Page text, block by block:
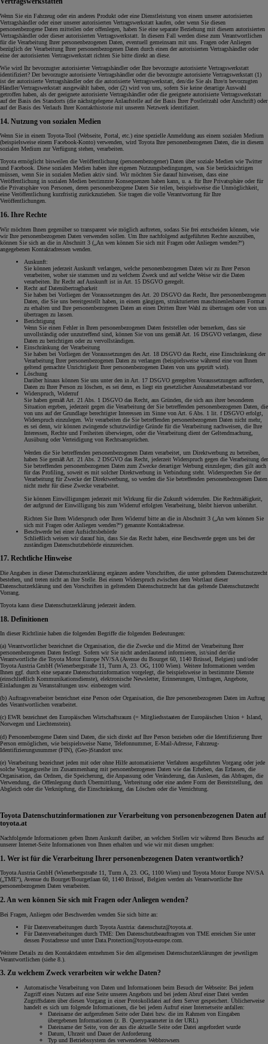
Vertragswerkstätten
Wenn Sie ein Fahrzeug oder ein anderes Produkt oder eine Dienstleistung von einem unserer autorisierten
Vertragshändler oder einer unserer autorisierten Vertragswerkstatt kaufen, oder wenn Sie diesen
personenbezogene Daten mitteilen oder offenlegen, haben Sie eine separate Beziehung mit diesem autorisierten
Vertragshändler oder dieser autorisierten Vertragswerkstatt. In diesem Fall werden diese zum Verantwortlichen
für die Verarbeitung Ihrer personenbezogenen Daten, eventuell gemeinsam mit uns. Fragen oder Anliegen
bezüglich der Verarbeitung Ihrer personenbezogenen Daten durch einen der autorisierten Vertragshändler oder
eine der autorisierten Vertragswerkstatt richten Sie bitte direkt an diese.
Wie wird Ihr bevorzugter autorisierter Vertragshändler oder Ihre bevorzugte autorisierte Vertragswerkstatt
identifiziert? Der bevorzugte autorisierte Vertragshändler oder die bevorzugte autorisierte Vertragswerkstatt (1)
ist der autorisierte Vertragshändler oder die autorisierte Vertragswerkstatt, den/die Sie als Ihre/n bevorzugten
Händler/Vertragswerkstatt ausgewählt haben, oder (2) wird von uns, sofern Sie keine derartige Auswahl
getroffen haben, als der geeignete autorisierte Vertragshändler oder die geeignete autorisierte Vertragswerkstatt
auf der Basis des Standorts (die nächstgelegene Anlaufstelle auf der Basis Ihrer Postleitzahl oder Anschrift) oder
auf der Basis des Verlaufs Ihrer Kontakthistorie mit unserem Netzwerk identifiziert.
14. Nutzung von sozialen Medien
Wenn Sie in einem Toyota-Tool (Webseite, Portal, etc.) eine spezielle Anmeldung aus einem sozialen Medium
(beispielsweise einem Facebook-Konto) verwenden, wird Toyota Ihre personenbezogenen Daten, die in diesem
sozialen Medium zur Verfügung stehen, verarbeiten.
Toyota ermöglicht bisweilen die Veröffentlichung (personenbezogener) Daten über soziale Medien wie Twitter
und Facebook. Diese sozialen Medien haben ihre eigenen Nutzungsbedingungen, was Sie berücksichtigen
müssen, wenn Sie in sozialen Medien aktiv sind. Wir möchten Sie darauf hinweisen, dass eine
Veröffentlichung in sozialen Medien bestimmte Konsequenzen haben kann, u. a. für Ihre Privatsphäre oder für
die Privatsphäre von Personen, deren personenbezogene Daten Sie teilen, beispielsweise die Unmöglichkeit,
eine Veröffentlichung kurzfristig zurückzuziehen. Sie tragen die volle Verantwortung für Ihre
Veröffentlichungen.
16. Ihre Rechte
Wir möchten Ihnen gegenüber so transparent wie möglich auftreten, sodass Sie frei entscheiden können, wie
wir Ihre personenbezogenen Daten verwenden sollen. Um Ihre nachfolgend aufgeführten Rechte auszuüben,
können Sie sich an die in Abschnitt 3 („An wen können Sie sich mit Fragen oder Anliegen wenden?“)
angegebenen Kontaktadressen wenden.
Auskunft:
Sie können jederzeit Auskunft verlangen, welche personenbezogenen Daten wir zu Ihrer Person
verarbeiten, woher sie stammen und zu welchem Zweck und auf welche Weise wir die Daten
verarbeiten. Ihr Recht auf Auskunft ist in Art. 15 DSGVO geregelt.
Recht auf Datenübertragbarkeit
Sie haben bei Vorliegen der Voraussetzungen des Art. 20 DSGVO das Recht, Ihre personenbezogenen
Daten, die Sie uns bereitgestellt haben, in einem gängigen, strukturierten maschinenlesbaren Format
zu erhalten und Ihre personenbezogenen Daten an einen Dritten Ihrer Wahl zu übertragen oder von uns
übertragen zu lassen.
Berichtigung
Wenn Sie einen Fehler in Ihren personenbezogenen Daten feststellen oder bemerken, dass sie
unvollständig oder unzutreffend sind, können Sie von uns gemäß Art. 16 DSGVO verlangen, diese
Daten zu berichtigen oder zu vervollständigen.
Einschränkung der Verarbeitung
Sie haben bei Vorliegen der Voraussetzungen des Art. 18 DSGVO das Recht, eine Einschränkung der
Verarbeitung Ihrer personenbezogenen Daten zu verlangen (beispielsweise während eine von Ihnen
geltend gemachte Unrichtigkeit Ihrer personenbezogenen Daten von uns geprüft wird).
Löschung
Darüber hinaus können Sie uns unter den in Art. 17 DSGVO geregelten Voraussetzungen auffordern,
Daten zu Ihrer Person zu löschen, es sei denn, es liegt ein gesetzlicher Ausnahmetatbestand vor
Widerspruch, Widerruf
Sie haben gemäß Art. 21 Abs. 1 DSGVO das Recht, aus Gründen, die sich aus ihrer besonderen
Situation ergeben, jederzeit gegen die Verarbeitung der Sie betreffenden personenbezogenen Daten, die
von uns auf der Grundlage berechtigter Interessen im Sinne von Art. 6 Abs. 1 lit. f DSGVO erfolgt,
Widerspruch einzulegen. Wir verarbeiten die Sie betreffenden personenbezogenen Daten nicht mehr,
es sei denn, wir können zwingende schutzwürdige Gründe für die Verarbeitung nachweisen, die Ihre
Interessen, Rechte und Freiheiten überwiegen, oder die Verarbeitung dient der Geltendmachung,
Ausübung oder Verteidigung von Rechtsansprüchen.
Werden die Sie betreffenden personenbezogenen Daten verarbeitet, um Direktwerbung zu betreiben,
haben Sie gemäß Art. 21 Abs. 2 DSGVO das Recht, jederzeit Widerspruch gegen die Verarbeitung der
Sie betreffenden personenbezogenen Daten zum Zwecke derartiger Werbung einzulegen; dies gilt auch
für das Profiling, soweit es mit solcher Direktwerbung in Verbindung steht. Widersprechen Sie der
Verarbeitung für Zwecke der Direktwerbung, so werden die Sie betreffenden personenbezogenen Daten
nicht mehr für diese Zwecke verarbeitet.
Sie können Einwilligungen jederzeit mit Wirkung für die Zukunft widerrufen. Die Rechtmäßigkeit,
der aufgrund der Einwilligung bis zum Widerruf erfolgten Verarbeitung, bleibt hiervon unberührt.
Richten Sie Ihren Widerspruch oder Ihren Widerruf bitte an die in Abschnitt 3 („An wen können Sie
sich mit Fragen oder Anliegen wenden?“) genannte Kontaktadresse.
Beschwerde bei einer Aufsichtsbehörde
Schließlich weisen wir darauf hin, dass Sie das Recht haben, eine Beschwerde gegen uns bei der
zuständigen Datenschutzbehörde einzureichen.
17. Rechtliche Hinweise
Die Angaben in dieser Datenschutzerklärung ergänzen andere Vorschriften, die unter geltendem Datenschutzrecht
bestehen, und treten nicht an ihre Stelle. Bei einem Widerspruch zwischen dem Wortlaut dieser
Datenschutzerklärung und den Vorschriften in geltendem Datenschutzrecht hat das geltende Datenschutzrecht
Vorrang.
Toyota kann diese Datenschutzerklärung jederzeit ändern.
18. Definitionen
In dieser Richtlinie haben die folgenden Begriffe die folgenden Bedeutungen:
(a) Verantwortlicher bezeichnet die Organisation, die die Zwecke und die Mittel der Verarbeitung Ihrer
personenbezogenen Daten festlegt. Sofern wir Sie nicht anderslautend informieren, ist/sind der/die
Verantwortliche die Toyota Motor Europe NV/SA (Avenue du Bourget 60, 1140 Brüssel, Belgien) und/oder
Toyota Austria GmbH (Wienerbergstraße 11, Turm A, 23. OG, 1100 Wien). Weitere Informationen werden
Ihnen ggf. durch eine separate Datenschutzinformation vorgelegt, die beispielsweise in bestimmte Dienste
(einschließlich Kommunikationsdienste), elektronische Newsletter, Erinnerungen, Umfragen, Angebote,
Einladungen zu Veranstaltungen usw. einbezogen wird.
(b) Auftragsverarbeiter bezeichnet eine Person oder Organisation, die Ihre personenbezogenen Daten im Auftrag
des Verantwortlichen verarbeitet.
(c) EWR bezeichnet den Europäischen Wirtschaftsraum (= Mitgliedsstaaten der Europäischen Union + Island,
Norwegen und Liechtenstein).
(d) Personenbezogene Daten sind Daten, die sich direkt auf Ihre Person beziehen oder die Identifizierung Ihrer
Person ermöglichen, wie beispielsweise Name, Telefonnummer, E-Mail-Adresse, Fahrzeug-
Identifizierungsnummer (FIN), (Geo-)Standort usw.
(e) Verarbeitung bezeichnet jeden mit oder ohne Hilfe automatisierter Verfahren ausgeführten Vorgang oder jede
solche Vorgangsreihe im Zusammenhang mit personenbezogenen Daten wie das Erheben, das Erfassen, die
Organisation, das Ordnen, die Speicherung, die Anpassung oder Veränderung, das Auslesen, das Abfragen, die
Verwendung, die Offenlegung durch Übermittlung, Verbreitung oder eine andere Form der Bereitstellung, den
Abgleich oder die Verknüpfung, die Einschränkung, das Löschen oder die Vernichtung.
Toyota Datenschutzinformationen zur Verarbeitung von personenbezogenen Daten auf
toyota.at
Nachfolgende Informationen geben Ihnen Auskunft darüber, an welchen Stellen wir während Ihres Besuchs auf
unserer Internet-Seite Informationen von Ihnen erhalten und wie wir mit diesen umgehen:
1. Wer ist für die Verarbeitung Ihrer personenbezogenen Daten verantwortlich?
Toyota Austria GmbH (Wienerbergstraße 11, Turm A, 23. OG, 1100 Wien) und Toyota Motor Europe NV/SA
(„TME“), Avenue du Bourget/Bourgetlaan 60, 1140 Brüssel, Belgien werden als Verantwortliche Ihre
personenbezogenen Daten verarbeiten.
2. An wen können Sie sich mit Fragen oder Anliegen wenden?
Bei Fragen, Anliegen oder Beschwerden wenden Sie sich bitte an:
Für Datenverarbeitungen durch Toyota Austria: datenschutz@toyota.at.
Für Datenverarbeitungen durch TME: Den Datenschutzbeauftragten von TME erreichen Sie unter
dessen Postadresse und unter Data.Protection@toyota-europe.com.
Weitere Details zu den Kontaktdaten entnehmen Sie den allgemeinen Datenschutzerklärungen der jeweiligen
Verantwortlichen (siehe 8.).
3. Zu welchem Zweck verarbeiten wir welche Daten?
Automatische Verarbeitung von Daten und Informationen beim Besuch der Webseite: Bei jedem
Zugriff eines Nutzers auf eine Seite unseres Angebots und bei jedem Abruf einer Datei werden
Zugriffsdaten über diesen Vorgang in einer Protokolldatei auf dem Server gespeichert. Üblicherweise
handelt es sich um folgende Informationen, die bei jedem Aufruf einer Internetseite anfallen:
Dateiname der aufgerufenen Seite oder Datei bzw. die im Rahmen von Eingaben
übergebenen Informationen (z. B. Queryparameter in der URL)
Dateiname der Seite, von der aus die aktuelle Seite oder Datei angefordert wurde
Datum, Uhrzeit und Dauer der Anforderung
Typ und Betriebssystem des verwendeten Webbrowsers